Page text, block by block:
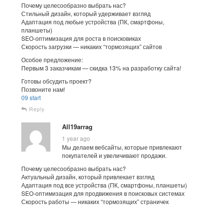
Почему целесообразно выбрать нас?
Стильный дизайн, который удерживает взгляд
Адаптация под любые устройства (ПК, смартфоны,
планшеты)
SEO-оптимизация для роста в поисковиках
Скорость загрузки — никаких “тормозящих” сайтов
Особое предложение:
Первым 3 заказчикам — скидка 13% на разработку сайта!
Готовы обсудить проект?
Позвоните нам!
09 start
Reply
All19arrag
1 year ago
Мы делаем вебсайты, которые привлекают
покупателей и увеличивают продажи.
Почему целесообразно выбрать нас?
Актуальный дизайн, который привлекает взгляд
Адаптация под все устройства (ПК, смартфоны, планшеты)
SEO-оптимизация для продвижения в поисковых системах
Скорость работы — никаких “тормозящих” страничек